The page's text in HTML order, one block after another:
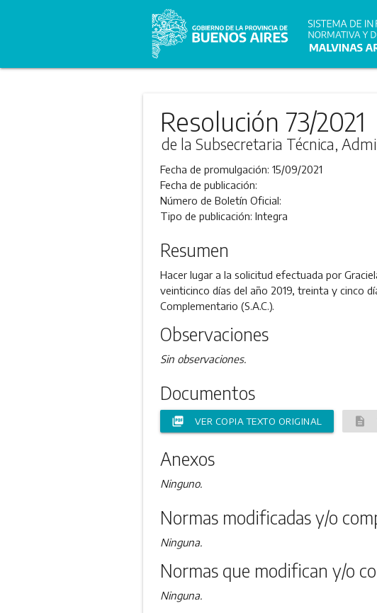
Resolución 73/2021
de la Subsecretaria Técnica,
Fecha de promulgación: 15/09/2021
Fecha de publicación:
Número de Boletín Oficial:
Tipo de publicación: Integra
Resumen
Hacer lugar a la solicitud efectuada por
veinticinco días del año 2019, treinta y cinco
Complementario (S.A.C.).
Observaciones
Sin observaciones.
Documentos
picture_as_pdf VER COPIA TEXTO ORIGINAL description
Anexos
Ninguno.
Normas modificadas y/o
Ninguna.
Normas que modifican y/o
Ninguna.